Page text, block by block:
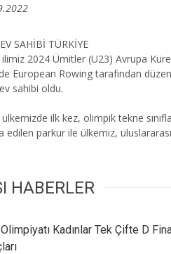
SAHİBİ TÜRKİYE
2024 Ümitler (U23) Avrupa
European Rowing tarafından
sahibi oldu.
ilk kez, olimpik tekne
edilen parkur ile ülkemiz,
HABERLER
Kadınlar Tek Çifte D